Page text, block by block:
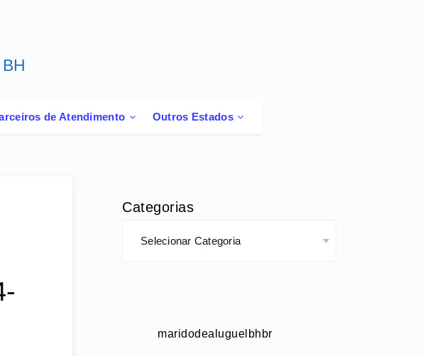
BH
de Atendimento Outros Estados
Categorias
maridodealuguelbhbr